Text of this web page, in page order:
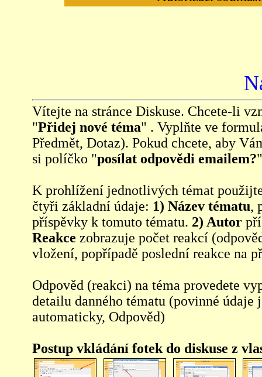
Vítejte na stránce Diskuse. Chcete-li
"Přidej nové téma" . Vyplňte ve
Předmět, Dotaz). Pokud chcete, aby
si políčko "posílat odpovědi emailem?
K prohlížení jednotlivých témat
čtyři základní údaje: 1) Název tématu,
příspěvky k tomuto tématu. 2) Autor
Reakce zobrazuje počet reakcí
vložení, popřípadě poslední reakce na
Odpověd (reakci) na téma provedete
detailu danného tématu (povinné údaje
automaticky, Odpověd)
Postup vkládání fotek do diskuse z